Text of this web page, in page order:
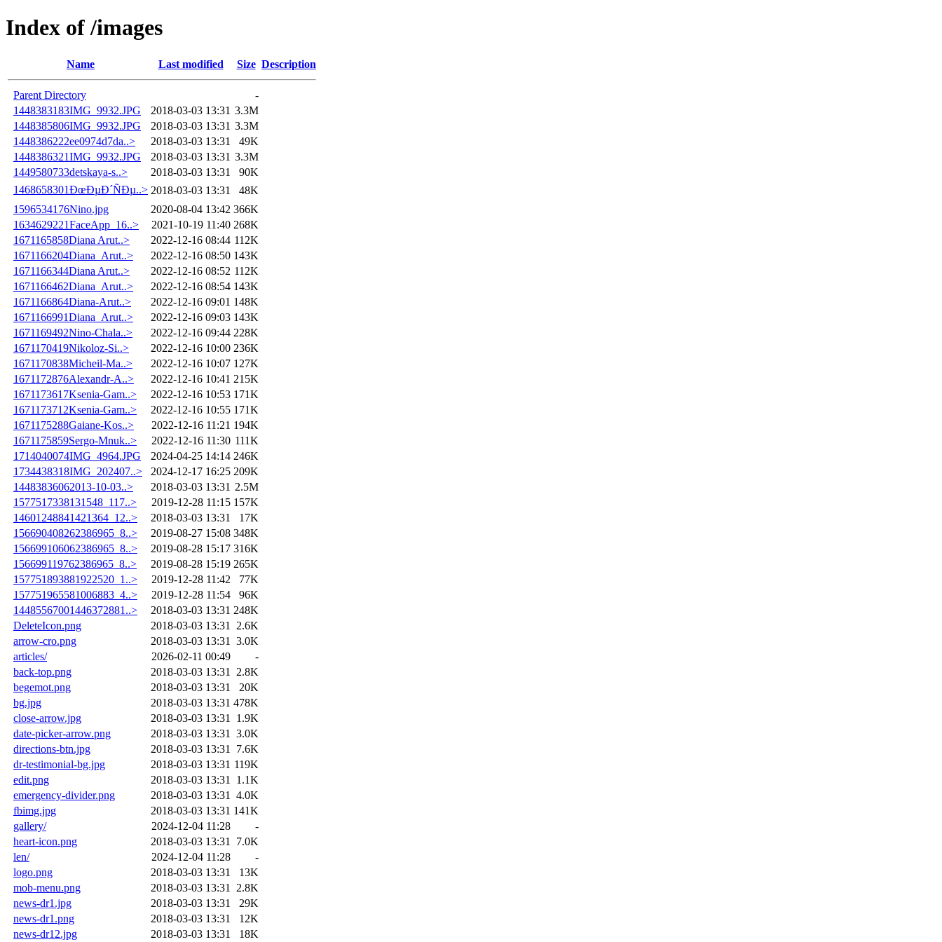
Index of /images
Name Last modified Size Description
Parent Directory
-
1448383183IMG_9932.JPG
2018-03-03 13:31 3.3M
1448385806IMG_9932.JPG
2018-03-03 13:31 3.3M
1448386222ee0974d7da..>
2018-03-03 13:31
49K
1448386321IMG_9932.JPG
2018-03-03 13:31 3.3M
1449580733detskaya-s..>
2018-03-03 13:31
90K
1468658301ÐœÐµÐ´ÑÐµ..> 2018-03-03 13:31
48K
1596534176Nino.jpg
2020-08-04 13:42 366K
1634629221FaceApp_16..>
2021-10-19 11:40 268K
1671165858Diana Arut..>
2022-12-16 08:44 112K
1671166204Diana_Arut..>
2022-12-16 08:50 143K
1671166344Diana Arut..>
2022-12-16 08:52 112K
1671166462Diana_Arut..>
2022-12-16 08:54 143K
1671166864Diana-Arut..>
2022-12-16 09:01 148K
1671166991Diana_Arut..>
2022-12-16 09:03 143K
1671169492Nino-Chala..>
2022-12-16 09:44 228K
1671170419Nikoloz-Si..>
2022-12-16 10:00 236K
1671170838Micheil-Ma..>
2022-12-16 10:07 127K
1671172876Alexandr-A..>
2022-12-16 10:41 215K
1671173617Ksenia-Gam..>
2022-12-16 10:53 171K
1671173712Ksenia-Gam..>
2022-12-16 10:55 171K
1671175288Gaiane-Kos..>
2022-12-16 11:21 194K
1671175859Sergo-Mnuk..>
2022-12-16 11:30 111K
1714040074IMG_4964.JPG
2024-04-25 14:14 246K
1734438318IMG_202407..>
2024-12-17 16:25 209K
14483836062013-10-03..>
2018-03-03 13:31 2.5M
1577517338131548_117..>
2019-12-28 11:15 157K
14601248841421364_12..>
2018-03-03 13:31
17K
156690408262386965_8..>
2019-08-27 15:08 348K
156699106062386965_8..>
2019-08-28 15:17 316K
156699119762386965_8..>
2019-08-28 15:19 265K
157751893881922520_1..>
2019-12-28 11:42
77K
157751965581006883_4..>
2019-12-28 11:54
96K
14485567001446372881..>
2018-03-03 13:31 248K
DeleteIcon.png
2018-03-03 13:31
2.6K
arrow-cro.png
2018-03-03 13:31
3.0K
articles/
2026-02-11 00:49
-
back-top.png
2018-03-03 13:31
2.8K
begemot.png
2018-03-03 13:31
20K
bg.jpg
2018-03-03 13:31 478K
close-arrow.jpg
2018-03-03 13:31
1.9K
date-picker-arrow.png
2018-03-03 13:31
3.0K
directions-btn.jpg
2018-03-03 13:31
7.6K
dr-testimonial-bg.jpg
2018-03-03 13:31 119K
edit.png
2018-03-03 13:31
1.1K
emergency-divider.png
2018-03-03 13:31
4.0K
fbimg.jpg
2018-03-03 13:31 141K
gallery/
2024-12-04 11:28
-
heart-icon.png
2018-03-03 13:31
7.0K
len/
2024-12-04 11:28
-
logo.png
2018-03-03 13:31
13K
mob-menu.png
2018-03-03 13:31
2.8K
news-dr1.jpg
2018-03-03 13:31
29K
news-dr1.png
2018-03-03 13:31
12K
news-dr12.jpg
2018-03-03 13:31 18K